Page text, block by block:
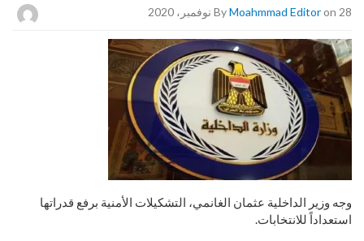
ByMoahmmad Editoron 28 نوفمبر، 2020
وجه وزير الداخلية عثمان الغانمي، التشكيلات الأمنية برفع قدراتها
استعداداً للانتخابات.